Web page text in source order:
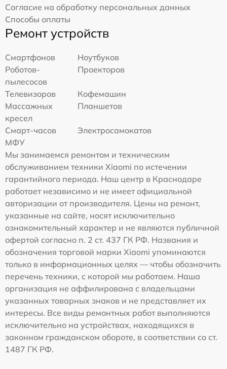
Согласие на обработку персональных данных
Способы оплаты
Ремонт устройств
Смартфонов
Ноутбуков
Роботов-
пылесосов
Проекторов
Телевизоров
Кофемашин
Массажных
кресел
Планшетов
Смарт-часов
Электросамокатов
МФУ
Мы занимаемся ремонтом и техническим
обслуживанием техники Xiaomi по истечении
гарантийного периода. Наш центр в Краснодаре
работает независимо и не имеет официальной
авторизации от производителя. Цены на ремонт,
указанные на сайте, носят исключительно
ознакомительный характер и не являются публичной
офертой согласно п. 2 ст. 437 ГК РФ. Названия и
обозначения торговой марки Xiaomi упоминаются
только в информационных целях — чтобы обозначить
перечень техники, с которой мы работаем. Наша
организация не аффилирована с владельцами
указанных товарных знаков и не представляет их
интересы. Все виды ремонтных работ выполняются
исключительно на устройствах, находящихся в
законном гражданском обороте, в соответствии со ст.
1487 ГК РФ.